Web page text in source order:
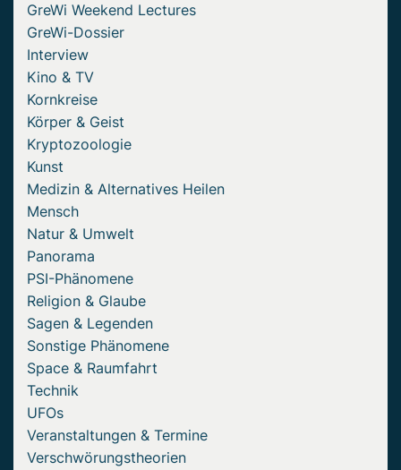
GreWi Weekend Lectures
GreWi-Dossier
Interview
Kino & TV
Kornkreise
Körper & Geist
Kryptozoologie
Kunst
Medizin & Alternatives Heilen
Mensch
Natur & Umwelt
Panorama
PSI-Phänomene
Religion & Glaube
Sagen & Legenden
Sonstige Phänomene
Space & Raumfahrt
Technik
UFOs
Veranstaltungen & Termine
Verschwörungstheorien